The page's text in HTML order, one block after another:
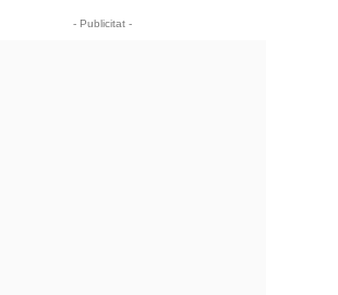
- Publicitat -